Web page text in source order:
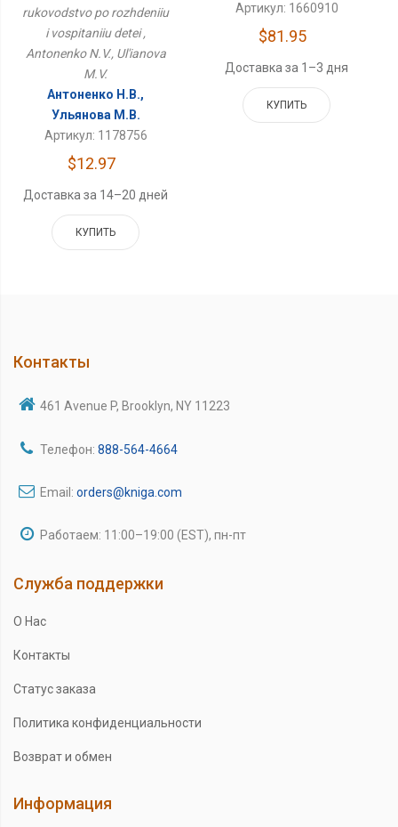
rukovodstvo po rozhdeniiu
i vospitaniiu detei ,
Antonenko N.V., Ul'ianova
M.V.
Антоненко Н.В.,
Ульянова М.В.
Артикул: 1178756
$12.97
Доставка за 14–20 дней
КУПИТЬ
Артикул: 1660910
$81.95
Доставка за 1–3 дня
КУПИТЬ
Контакты
461 Avenue P, Brooklyn, NY 11223
Телефон: 888-564-4664
Email: orders@kniga.com
Работаем: 11:00–19:00 (EST), пн-пт
Служба поддержки
О Нас
Контакты
Статус заказа
Политика конфиденциальности
Возврат и обмен
Информация